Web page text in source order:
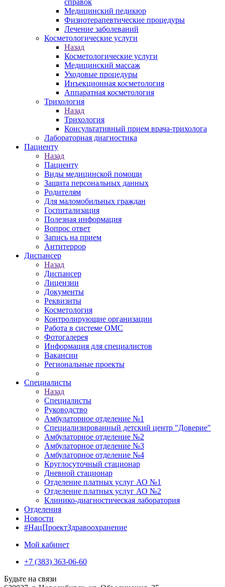
справок
Медицинский педикюр
Физиотерапевтические процедуры
Лечение заболеваний
Косметологические услуги
Назад
Косметологические услуги
Медицинский массаж
Уходовые процедуры
Инъекционная косметология
Аппаратная косметология
Трихология
Назад
Трихология
Консультативный прием врача-трихолога
Лабораторная диагностика
Пациенту
Назад
Пациенту
Виды медицинской помощи
Защита персональных данных
Родителям
Для маломобильных граждан
Госпитализация
Полезная информация
Вопрос ответ
Запись на прием
Антитеррор
Диспансер
Назад
Диспансер
Лицензии
Документы
Реквизиты
Косметология
Контролирующие организации
Работа в системе ОМС
Фотогалерея
Информация для специалистов
Вакансии
Региональные проекты
Специалисты
Назад
Специалисты
Руководство
Амбулаторное отделение №1
Специализированный детский центр "Доверие"
Амбулаторное отделение №2
Амбулаторное отделение №3
Амбулаторное отделение №4
Круглосуточный стационар
Дневной стационар
Отделение платных услуг АО №1
Отделение платных услуг АО №2
Клинико-диагностическая лаборатория
Отделения
Новости
#НацПроектЗдравоохранение
Мой кабинет
+7 (383) 363-06-60
Будьте на связи